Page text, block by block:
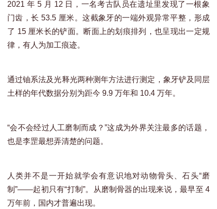
2021 年 5 月 12 日，一名考古队员在遗址里发现了一根象
门齿，长 53.5 厘米。这截象牙的一端外观异常平整，形成
了 15 厘米长的铲面。断面上的划痕排列，也呈现出一定规
律，有人为加工痕迹。
通过铀系法及光释光两种测年方法进行测定，象牙铲及同层
土样的年代数据分别为距今 9.9 万年和 10.4 万年。
“会不会经过人工磨制而成？”这成为外界关注最多的话题，
也是李罡最想弄清楚的问题。
人类并不是一开始就学会有意识地对动物骨头、石头“磨
制”——起初只有“打制”。从磨制骨器的出现来说，最早至 4
万年前，国内才普遍出现。